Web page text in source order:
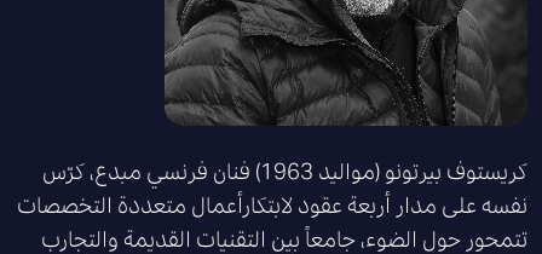
كريستوف بيرتونو (مواليد 1963) فنان فرنسي مبدع، كرّس
نفسه على مدار أربعة عقود لابتكارأعمال متعددة التخصصات
تتمحور حول الضوء، جامعاً بين التقنيات القديمة والتجارب